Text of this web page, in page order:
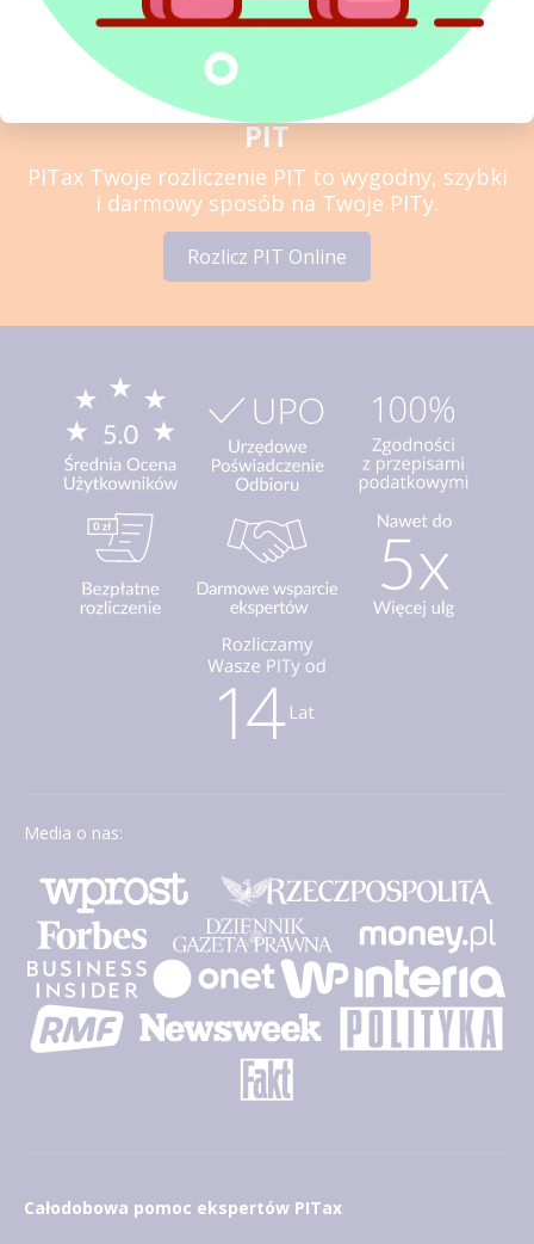
Sprawdź najwyżej oceniany
w Polsce program do rozliczeń
PIT
PITax Twoje rozliczenie PIT to wygodny, szybki
i darmowy sposób na Twoje PITy.
Rozlicz PIT Online
Media o nas:
Całodobowa pomoc ekspertów PITax